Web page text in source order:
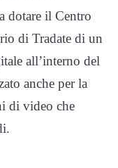
dotare il Centro
di Tradate di un
all’interno del
anche per la
di video che